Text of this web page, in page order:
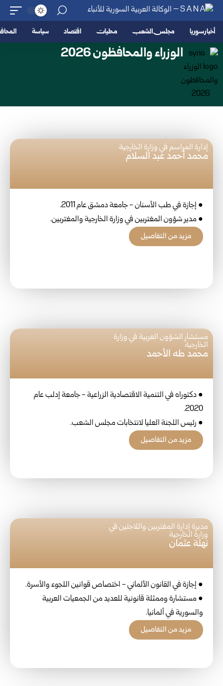
أخبار سوريا مجلس الشعب محليات اقتصاد سياسة
الوزراء والمحافظون 2026
إدارة المراسم في وزارة الخارجية
محمد أحمد عبد السلام
● إجازة في طب الأسنان - جامعة دمشق عام 2011.
● مدير شؤون المغتربين في وزارة الخارجية والمغتربين.
مزيد من التفاصيل
مستشار الشؤون العربية في وزارة
الخارجية
محمد طه الأحمد
● دكتوراه في التنمية الاقتصادية الزراعية - جامعة إدلب عام
2020.
● رئيس اللجنة العليا لانتخابات مجلس الشعب.
مزيد من التفاصيل
مديرة إدارة المغتربين واللاجئين في
وزارة الخارجية
نهلة عثمان
● إجازة في القانون الألماني - اختصاص قوانين اللجوء والأسرة.
● مستشارة وممثلة قانونية للعديد من الجمعيات العربية
والسورية في ألمانيا.
مزيد من التفاصيل